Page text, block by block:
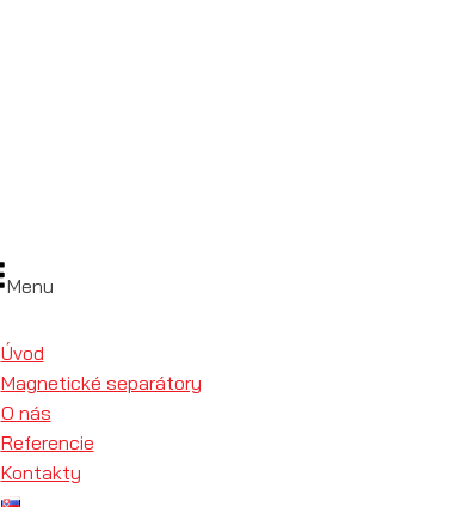
Menu
Úvod
Magnetické separátory
O nás
Referencie
Kontakty